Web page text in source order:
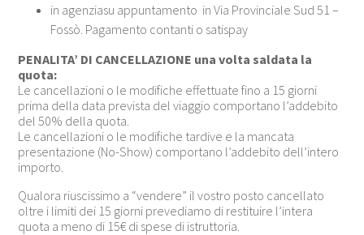
in agenziasu appuntamento in Via Provinciale Sud 51 –
Fossò. Pagamento contanti o satispay
PENALITA’ DI CANCELLAZIONE una volta saldata la
quota:
Le cancellazioni o le modifiche effettuate fino a 15 giorni
prima della data prevista del viaggio comportano l’addebito
del 50% della quota.
Le cancellazioni o le modifiche tardive e la mancata
presentazione (No-Show) comportano l’addebito dell’intero
importo.
Qualora riuscissimo a “vendere” il vostro posto cancellato
oltre i limiti dei 15 giorni prevediamo di restituire l’intera
quota a meno di 15€ di spese di istruttoria.